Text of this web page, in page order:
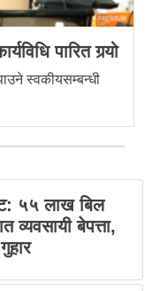
पारित गर्‍यो
स्वकीयसम्बन्धी
५५ लाख बिल
व्यवसायी बेपत्ता,